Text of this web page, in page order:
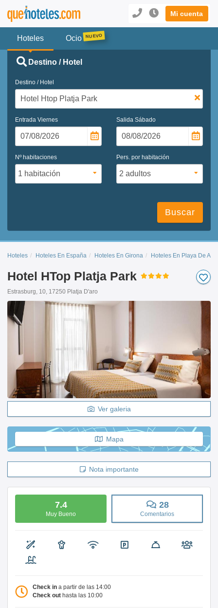
Mi cuenta
Hoteles Ocio
Destino / Hotel
Destino / Hotel
Entrada Viernes Salida Sábado
Nº habitaciones Pers. por habitación
Buscar
Hoteles Hoteles En España Hoteles En Girona Hoteles En Playa De Aro
Hotel HTop Platja Park
Estrasburg, 10, 17250 Platja D'aro
Ver galeria
Mapa
Nota importante
7.4
Muy Bueno
28
Comentarios
Check in a partir de las 14:00
Check out hasta las 10:00